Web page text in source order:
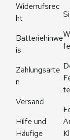
Widerrufsrec
ht
Batteriehinwe
is
Zahlungsarte
n
Versand
Hilfe und
Häufige
fe